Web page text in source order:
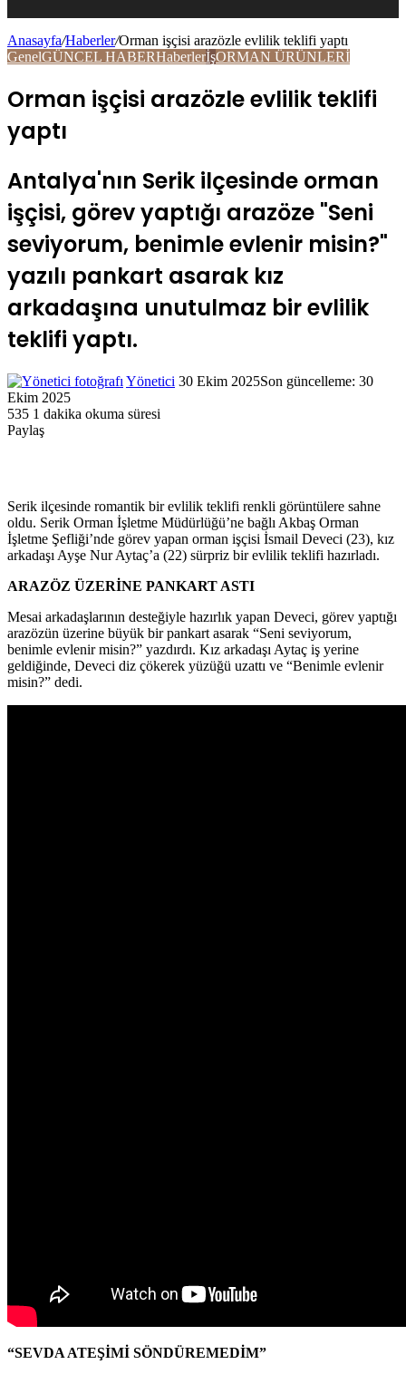
Bölmesi
Anasayfa/Haberler/Orman işçisi arazözle evlilik teklifi yaptı
GenelGÜNCEL HABERHaberlerİşORMAN ÜRÜNLERİ
Orman işçisi arazözle evlilik teklifi
yaptı
Antalya'nın Serik ilçesinde orman
işçisi, görev yaptığı arazöze "Seni
seviyorum, benimle evlenir misin?"
yazılı pankart asarak kız
arkadaşına unutulmaz bir evlilik
teklifi yaptı.
Yönetici Twitter'da
Bir
30 Ekim 2025Son güncelleme: 30
Ekim 2025
535 1 dakika okuma süresi
Paylaş
Serik ilçesinde romantik bir evlilik teklifi renkli görüntülere sahne
oldu. Serik Orman İşletme Müdürlüğü’ne bağlı Akbaş Orman
İşletme Şefliği’nde görev yapan orman işçisi İsmail Deveci (23), kız
arkadaşı Ayşe Nur Aytaç’a (22) sürpriz bir evlilik teklifi hazırladı.
ARAZÖZ ÜZERİNE PANKART ASTI
Mesai arkadaşlarının desteğiyle hazırlık yapan Deveci, görev yaptığı
arazözün üzerine büyük bir pankart asarak “Seni seviyorum,
benimle evlenir misin?” yazdırdı. Kız arkadaşı Aytaç iş yerine
geldiğinde, Deveci diz çökerek yüzüğü uzattı ve “Benimle evlenir
misin?” dedi.
“SEVDA ATEŞİMİ SÖNDÜREMEDİM”